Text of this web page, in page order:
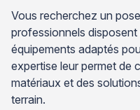
Vous recherchez un
professionnels
équipements adaptés
expertise leur permet de
matériaux et des
terrain.